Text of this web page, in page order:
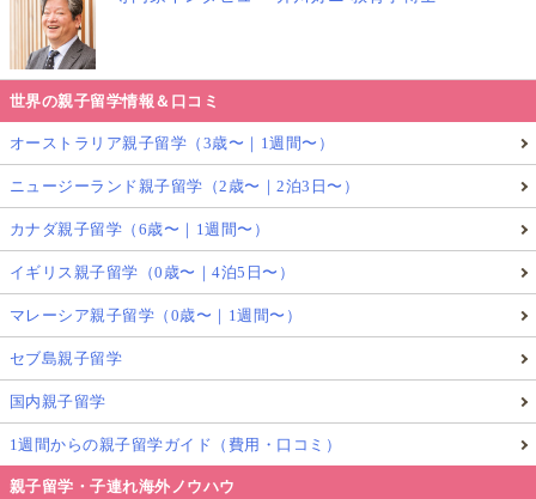
世界の親子留学情報＆口コミ
オーストラリア親子留学（3歳〜｜1週間〜）
ニュージーランド親子留学（2歳〜｜2泊3日〜）
カナダ親子留学（6歳〜｜1週間〜）
イギリス親子留学（0歳〜｜4泊5日〜）
マレーシア親子留学（0歳〜｜1週間〜）
セブ島親子留学
国内親子留学
1週間からの親子留学ガイド（費用・口コミ）
親子留学・子連れ海外ノウハウ